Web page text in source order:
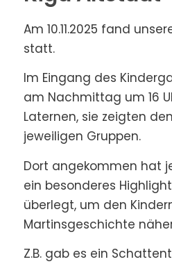
Am 10.11.2025 fand
statt.
Im Eingang des
am Nachmittag um 16
Laternen, sie zeigten
jeweiligen Gruppen.
Dort angekommen hat
ein besonderes
überlegt, um den
Martinsgeschichte
Z.B. gab es ein